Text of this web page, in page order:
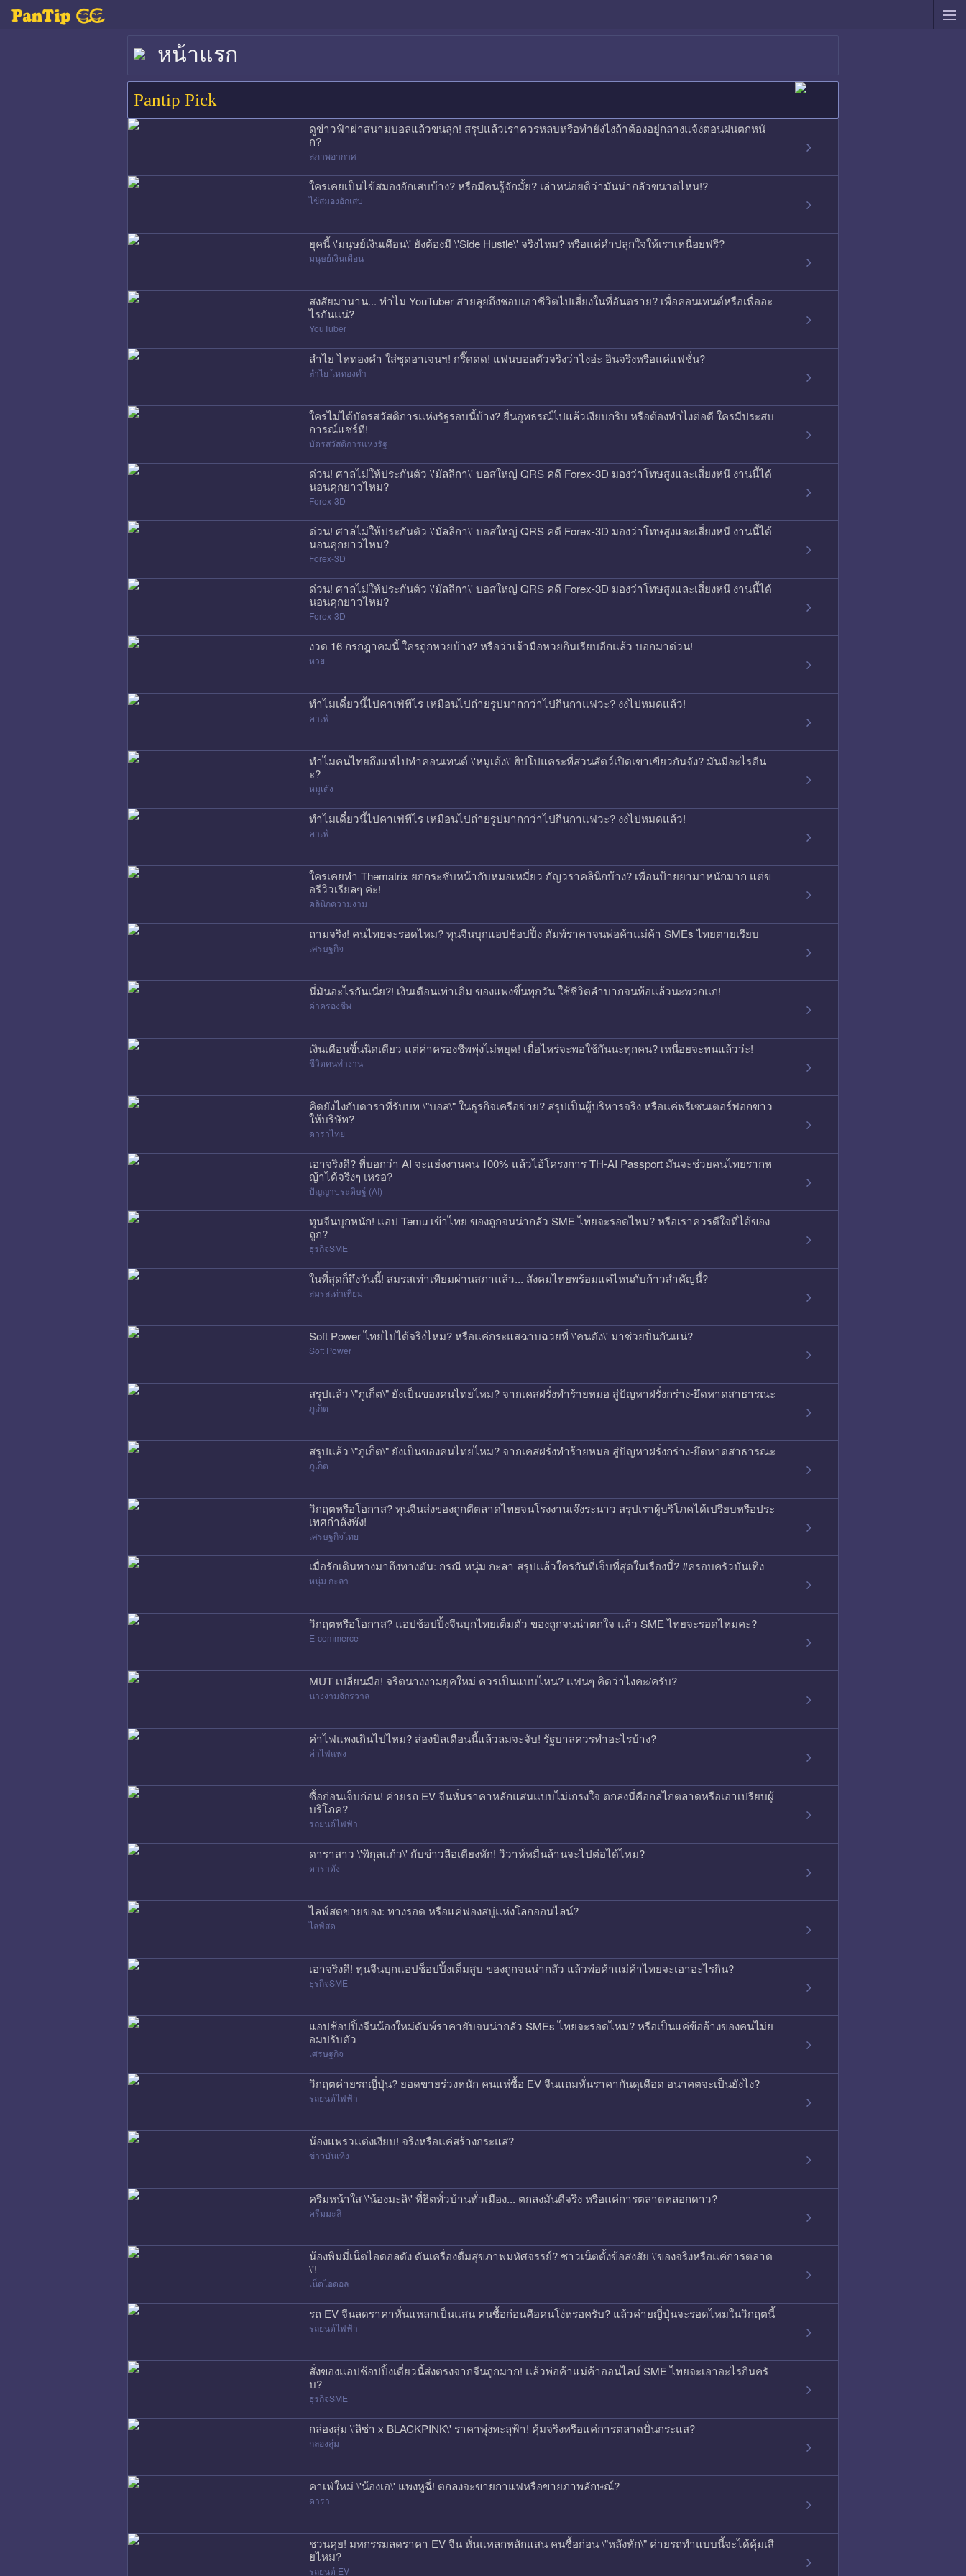
หน้าแรก
Pantip Pick
ดูข่าวฟ้าผ่าสนามบอลแล้วขนลุก! สรุปแล้วเราควรหลบหรือทำยังไงถ้าต้องอยู่กลางแจ้งตอนฝนตกหนั
ก?
สภาพอากาศ
ใครเคยเป็นไข้สมองอักเสบบ้าง? หรือมีคนรู้จักมั้ย? เล่าหน่อยดิว่ามันน่ากลัวขนาดไหน!?
ไข้สมองอักเสบ
ยุคนี้ \'มนุษย์เงินเดือน\' ยังต้องมี \'Side Hustle\' จริงไหม? หรือแค่คำปลุกใจให้เราเหนื่อยฟรี?
มนุษย์เงินเดือน
สงสัยมานาน... ทำไม YouTuber สายลุยถึงชอบเอาชีวิตไปเสี่ยงในที่อันตราย? เพื่อคอนเทนต์หรือเพื่ออะ
ไรกันแน่?
YouTuber
ลำไย ไหทองคำ ใส่ชุดอาเจนฯ! กรี๊ดดด! แฟนบอลตัวจริงว่าไงอ่ะ อินจริงหรือแค่แฟชั่น?
ลำไย ไหทองคำ
ใครไม่ได้บัตรสวัสดิการแห่งรัฐรอบนี้บ้าง? ยื่นอุทธรณ์ไปแล้วเงียบกริบ หรือต้องทำไงต่อดี ใครมีประสบ
การณ์แชร์ที!
บัตรสวัสดิการแห่งรัฐ
ด่วน! ศาลไม่ให้ประกันตัว \'มัลลิกา\' บอสใหญ่ QRS คดี Forex-3D มองว่าโทษสูงและเสี่ยงหนี งานนี้ได้
นอนคุกยาวไหม?
Forex-3D
ด่วน! ศาลไม่ให้ประกันตัว \'มัลลิกา\' บอสใหญ่ QRS คดี Forex-3D มองว่าโทษสูงและเสี่ยงหนี งานนี้ได้
นอนคุกยาวไหม?
Forex-3D
ด่วน! ศาลไม่ให้ประกันตัว \'มัลลิกา\' บอสใหญ่ QRS คดี Forex-3D มองว่าโทษสูงและเสี่ยงหนี งานนี้ได้
นอนคุกยาวไหม?
Forex-3D
งวด 16 กรกฎาคมนี้ ใครถูกหวยบ้าง? หรือว่าเจ้ามือหวยกินเรียบอีกแล้ว บอกมาด่วน!
หวย
ทำไมเดี๋ยวนี้ไปคาเฟ่ทีไร เหมือนไปถ่ายรูปมากกว่าไปกินกาแฟวะ? งงไปหมดแล้ว!
คาเฟ่
ทำไมคนไทยถึงแห่ไปทำคอนเทนต์ \'หมูเด้ง\' ฮิปโปแคระที่สวนสัตว์เปิดเขาเขียวกันจัง? มันมีอะไรดีน
ะ?
หมูเด้ง
ทำไมเดี๋ยวนี้ไปคาเฟ่ทีไร เหมือนไปถ่ายรูปมากกว่าไปกินกาแฟวะ? งงไปหมดแล้ว!
คาเฟ่
ใครเคยทำ Thematrix ยกกระชับหน้ากับหมอเหมี่ยว กัญวราคลินิกบ้าง? เพื่อนป้ายยามาหนักมาก แต่ข
อรีวิวเรียลๆ ค่ะ!
คลินิกความงาม
ถามจริง! คนไทยจะรอดไหม? ทุนจีนบุกแอปช้อปปิ้ง ดัมพ์ราคาจนพ่อค้าแม่ค้า SMEs ไทยตายเรียบ
เศรษฐกิจ
นี่มันอะไรกันเนี่ย?! เงินเดือนเท่าเดิม ของแพงขึ้นทุกวัน ใช้ชีวิตลำบากจนท้อแล้วนะพวกแก!
ค่าครองชีพ
เงินเดือนขึ้นนิดเดียว แต่ค่าครองชีพพุ่งไม่หยุด! เมื่อไหร่จะพอใช้กันนะทุกคน? เหนื่อยจะทนแล้วว่ะ!
ชีวิตคนทำงาน
คิดยังไงกับดาราที่รับบท \"บอส\" ในธุรกิจเครือข่าย? สรุปเป็นผู้บริหารจริง หรือแค่พรีเซนเตอร์ฟอกขาว
ให้บริษัท?
ดาราไทย
เอาจริงดิ? ที่บอกว่า AI จะแย่งงานคน 100% แล้วไอ้โครงการ TH-AI Passport มันจะช่วยคนไทยรากห
ญ้าได้จริงๆ เหรอ?
ปัญญาประดิษฐ์ (AI)
ทุนจีนบุกหนัก! แอป Temu เข้าไทย ของถูกจนน่ากลัว SME ไทยจะรอดไหม? หรือเราควรดีใจที่ได้ของ
ถูก?
ธุรกิจSME
ในที่สุดก็ถึงวันนี้! สมรสเท่าเทียมผ่านสภาแล้ว... สังคมไทยพร้อมแค่ไหนกับก้าวสำคัญนี้?
สมรสเท่าเทียม
Soft Power ไทยไปได้จริงไหม? หรือแค่กระแสฉาบฉวยที่ \'คนดัง\' มาช่วยปั่นกันแน่?
Soft Power
สรุปแล้ว \"ภูเก็ต\" ยังเป็นของคนไทยไหม? จากเคสฝรั่งทำร้ายหมอ สู่ปัญหาฝรั่งกร่าง-ยึดหาดสาธารณะ
ภูเก็ต
สรุปแล้ว \"ภูเก็ต\" ยังเป็นของคนไทยไหม? จากเคสฝรั่งทำร้ายหมอ สู่ปัญหาฝรั่งกร่าง-ยึดหาดสาธารณะ
ภูเก็ต
วิกฤตหรือโอกาส? ทุนจีนส่งของถูกตีตลาดไทยจนโรงงานเจ๊งระนาว สรุปเราผู้บริโภคได้เปรียบหรือประ
เทศกำลังพัง!
เศรษฐกิจไทย
เมื่อรักเดินทางมาถึงทางตัน: กรณี หนุ่ม กะลา สรุปแล้วใครกันที่เจ็บที่สุดในเรื่องนี้? #ครอบครัวบันเทิง
หนุ่ม กะลา
วิกฤตหรือโอกาส? แอปช้อปปิ้งจีนบุกไทยเต็มตัว ของถูกจนน่าตกใจ แล้ว SME ไทยจะรอดไหมคะ?
E-commerce
MUT เปลี่ยนมือ! จริตนางงามยุคใหม่ ควรเป็นแบบไหน? แฟนๆ คิดว่าไงคะ/ครับ?
นางงามจักรวาล
ค่าไฟแพงเกินไปไหม? ส่องบิลเดือนนี้แล้วลมจะจับ! รัฐบาลควรทำอะไรบ้าง?
ค่าไฟแพง
ซื้อก่อนเจ็บก่อน! ค่ายรถ EV จีนหั่นราคาหลักแสนแบบไม่เกรงใจ ตกลงนี่คือกลไกตลาดหรือเอาเปรียบผู้
บริโภค?
รถยนต์ไฟฟ้า
ดาราสาว \'พิกุลแก้ว\' กับข่าวลือเตียงหัก! วิวาห์หมื่นล้านจะไปต่อได้ไหม?
ดาราดัง
ไลฟ์สดขายของ: ทางรอด หรือแค่ฟองสบู่แห่งโลกออนไลน์?
ไลฟ์สด
เอาจริงดิ! ทุนจีนบุกแอปช็อปปิ้งเต็มสูบ ของถูกจนน่ากลัว แล้วพ่อค้าแม่ค้าไทยจะเอาอะไรกิน?
ธุรกิจSME
แอปช้อปปิ้งจีนน้องใหม่ดัมพ์ราคายับจนน่ากลัว SMEs ไทยจะรอดไหม? หรือเป็นแค่ข้ออ้างของคนไม่ย
อมปรับตัว
เศรษฐกิจ
วิกฤตค่ายรถญี่ปุ่น? ยอดขายร่วงหนัก คนแห่ซื้อ EV จีนแถมหั่นราคากันดุเดือด อนาคตจะเป็นยังไง?
รถยนต์ไฟฟ้า
น้องแพรวแต่งเงียบ! จริงหรือแค่สร้างกระแส?
ข่าวบันเทิง
ครีมหน้าใส \'น้องมะลิ\' ที่ฮิตทั่วบ้านทั่วเมือง... ตกลงมันดีจริง หรือแค่การตลาดหลอกดาว?
ครีมมะลิ
น้องพิมมี่เน็ตไอดอลดัง ดันเครื่องดื่มสุขภาพมหัศจรรย์? ชาวเน็ตตั้งข้อสงสัย \'ของจริงหรือแค่การตลาด
\'!
เน็ตไอดอล
รถ EV จีนลดราคาหั่นแหลกเป็นแสน คนซื้อก่อนคือคนโง่หรอครับ? แล้วค่ายญี่ปุ่นจะรอดไหมในวิกฤตนี้
รถยนต์ไฟฟ้า
สั่งของแอปช้อปปิ้งเดี๋ยวนี้ส่งตรงจากจีนถูกมาก! แล้วพ่อค้าแม่ค้าออนไลน์ SME ไทยจะเอาอะไรกินครั
บ?
ธุรกิจSME
กล่องสุ่ม \'ลิซ่า x BLACKPINK\' ราคาพุ่งทะลุฟ้า! คุ้มจริงหรือแค่การตลาดปั่นกระแส?
กล่องสุ่ม
คาเฟ่ใหม่ \'น้องเอ\' แพงหูฉี่! ตกลงจะขายกาแฟหรือขายภาพลักษณ์?
ดารา
ชวนคุย! มหกรรมลดราคา EV จีน หั่นแหลกหลักแสน คนซื้อก่อน \"หลังหัก\" ค่ายรถทำแบบนี้จะได้คุ้มเสี
ยไหม?
รถยนต์ EV